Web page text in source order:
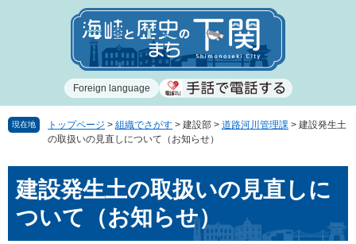
で
ば
Foreign language
現在地 トップページ > 組織でさがす > 建設部 > 道路河川管理課 > 建設発生土
の取扱いの見直しについて（お知らせ）
文建設発生土の取扱いの見直しに
ついて（お知らせ）